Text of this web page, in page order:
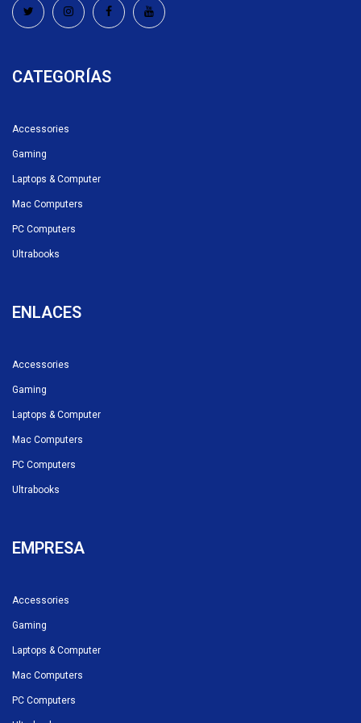
CATEGORÍAS
Accessories
Gaming
Laptops & Computer
Mac Computers
PC Computers
Ultrabooks
ENLACES
Accessories
Gaming
Laptops & Computer
Mac Computers
PC Computers
Ultrabooks
EMPRESA
Accessories
Gaming
Laptops & Computer
Mac Computers
PC Computers